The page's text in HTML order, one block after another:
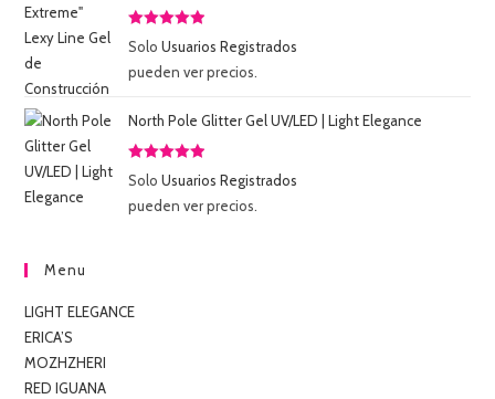
Valorado
5.00
5
SoloUsuarios Registrados
pueden ver precios.
North Pole Glitter Gel UV/LED | Light Elegance
Valorado
5.00
5
SoloUsuarios Registrados
pueden ver precios.
Menu
LIGHT ELEGANCE
ERICA’S
MOZHZHERI
RED IGUANA